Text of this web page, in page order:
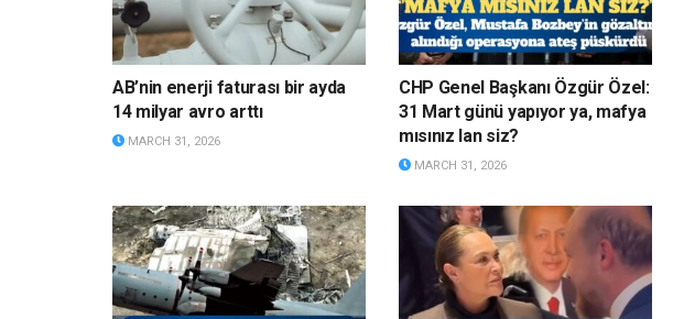
AB’nin enerji faturası bir ayda
14 milyar avro arttı
MARCH 31, 2026
CHP Genel Başkanı Özgür Özel:
31 Mart günü yapıyor ya, mafya
mısınız lan siz?
MARCH 31, 2026